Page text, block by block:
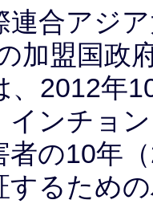
連合アジ
加盟国政
、2012年
インチョ
者の10年
するため